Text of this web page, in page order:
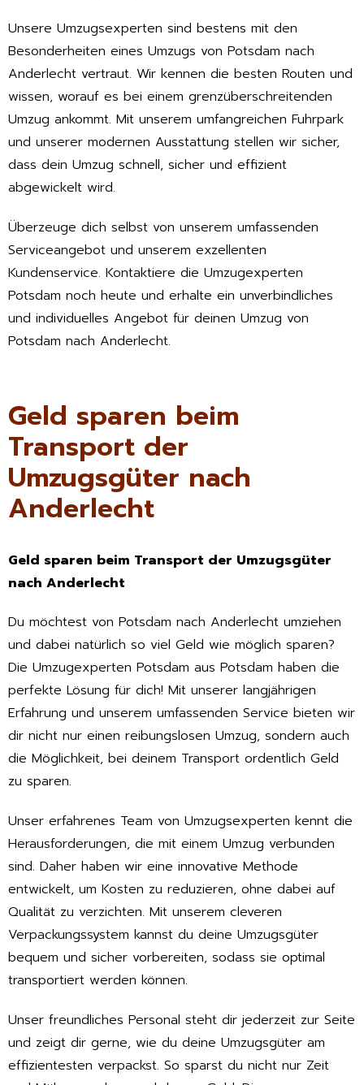
Unsere Umzugsexperten sind bestens mit den
Besonderheiten eines Umzugs von Potsdam nach
Anderlecht vertraut. Wir kennen die besten Routen und
wissen, worauf es bei einem grenzüberschreitenden
Umzug ankommt. Mit unserem umfangreichen Fuhrpark
und unserer modernen Ausstattung stellen wir sicher,
dass dein Umzug schnell, sicher und effizient
abgewickelt wird.
Überzeuge dich selbst von unserem umfassenden
Serviceangebot und unserem exzellenten
Kundenservice. Kontaktiere die Umzugexperten
Potsdam noch heute und erhalte ein unverbindliches
und individuelles Angebot für deinen Umzug von
Potsdam nach Anderlecht.
Geld sparen beim
Transport der
Umzugsgüter nach
Anderlecht
Geld sparen beim Transport der Umzugsgüter
nach Anderlecht
Du möchtest von Potsdam nach Anderlecht umziehen
und dabei natürlich so viel Geld wie möglich sparen?
Die Umzugexperten Potsdam aus Potsdam haben die
perfekte Lösung für dich! Mit unserer langjährigen
Erfahrung und unserem umfassenden Service bieten wir
dir nicht nur einen reibungslosen Umzug, sondern auch
die Möglichkeit, bei deinem Transport ordentlich Geld
zu sparen.
Unser erfahrenes Team von Umzugsexperten kennt die
Herausforderungen, die mit einem Umzug verbunden
sind. Daher haben wir eine innovative Methode
entwickelt, um Kosten zu reduzieren, ohne dabei auf
Qualität zu verzichten. Mit unserem cleveren
Verpackungssystem kannst du deine Umzugsgüter
bequem und sicher vorbereiten, sodass sie optimal
transportiert werden können.
Unser freundliches Personal steht dir jederzeit zur Seite
und zeigt dir gerne, wie du deine Umzugsgüter am
effizientesten verpackst. So sparst du nicht nur Zeit